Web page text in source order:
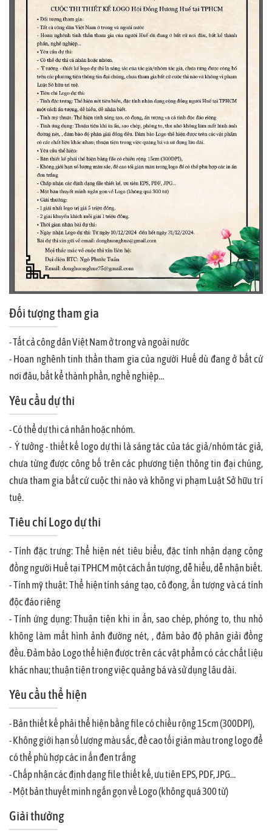
Đối tượng tham gia
- Tất cả công dân Việt Nam ở trong và ngoài nước
- Hoan nghênh tinh thần tham gia của người Huế dù đang ở bất cứ
nơi đâu, bất kể thành phần, nghề nghiệp…
Yêu cầu dự thi
- Có thể dự thi cá nhân hoặc nhóm.
- Ý tưởng - thiết kế logo dự thi là sáng tác của tác giả/nhóm tác giả,
chưa từng được công bố trên các phương tiện thông tin đại chúng,
chưa tham gia bất cứ cuộc thi nào và không vi phạm Luật Sở hữu trí
tuệ.
Tiêu chí Logo dự thi
- Tính đặc trưng: Thể hiện nét tiêu biểu, đặc tính nhận dạng cộng
đồng người Huế tại TPHCM một cách ấn tượng, dễ hiểu, dễ nhận biết.
- Tính mỹ thuật: Thể hiện tính sáng tạo, cô đọng, ấn tượng và cá tính
độc đáo riêng
- Tính ứng dụng: Thuận tiện khi in ấn, sao chép, phóng to, thu nhỏ
không làm mất hình ảnh đường nét, , đảm bảo độ phân giải đồng
đều. Đảm bảo Logo thể hiện được trên các vật phẩm có các chất liệu
khác nhau; thuận tiện trong việc quảng bá và sử dụng lâu dài.
Yêu cầu thể hiện
- Bản thiết kế phải thể hiện bằng file có chiều rộng 15cm (300DPI),
- Không giới hạn số lượng màu sắc, đề cao tối giản màu trong logo để
có thể phù hợp các in ấn đen trắng
- Chấp nhận các định dạng file thiết kế, ưu tiên EPS, PDF, JPG…
- Một bản thuyết minh ngắn gọn về Logo (không quá 300 từ)
Giải thưởng